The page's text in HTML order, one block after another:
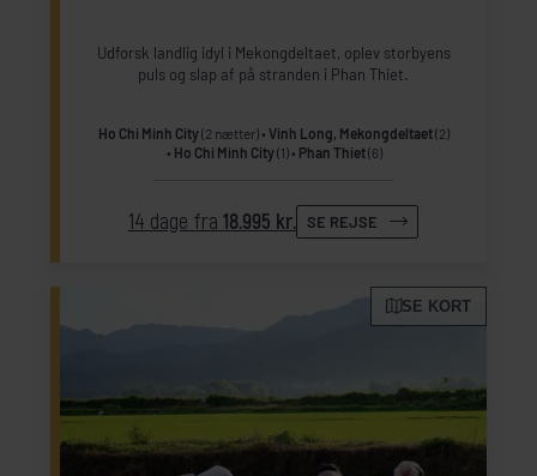
Udforsk landlig idyl i Mekongdeltaet, oplev storbyens
puls og slap af på stranden i Phan Thiet.
Ho Chi Minh City(2 nætter) Vinh Long, Mekongdeltaet(2)
Ho Chi Minh City(1) Phan Thiet(6)
14 dage fra 18.995 kr. SE REJSE
SE KORT